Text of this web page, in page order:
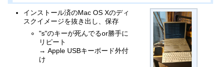
インストール済のMac OS Xのディ
スクイメージを抜き出し、保存
"s"のキーが死んでるor勝手に
リピート
→ Apple USBキーボード外付
け